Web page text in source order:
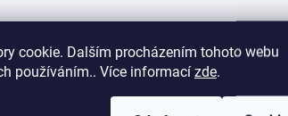
cookie. Dalším procházením tohoto webu
používáním.. Více informací zde.